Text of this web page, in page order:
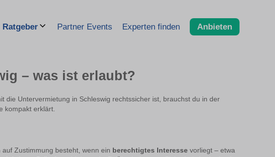
Ratgeber Partner Events Experten finden Anbieten
– was ist erlaubt?
Untervermietung in Schleswig rechtssicher ist, brauchst du in der
kompakt erklärt.
Zustimmung besteht, wenn ein berechtigtes Interesse vorliegt – etwa